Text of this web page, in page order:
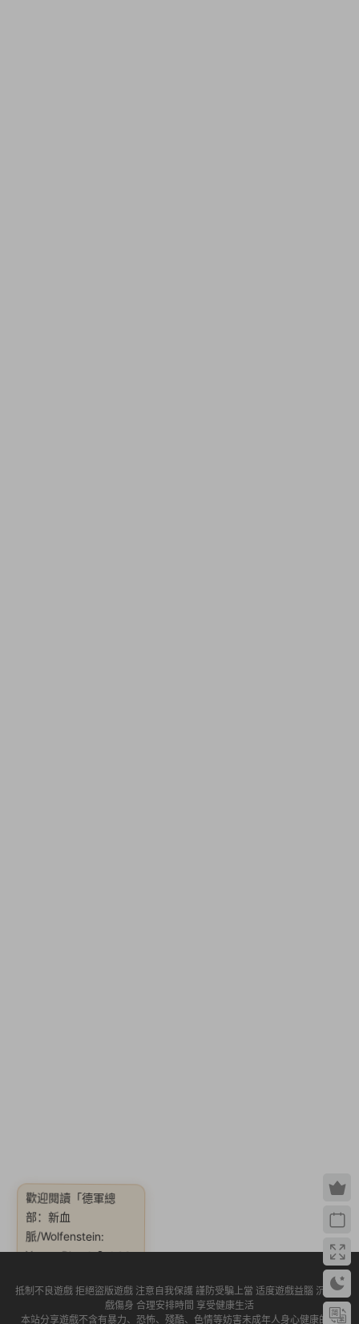
抵制不良遊戲 拒絕盜版遊戲 注意自我保護 謹防受騙上當 适度遊戲益腦 沉迷遊
戲傷身 合理安排時間 享受健康生活
本站分享遊戲不含有暴力、恐怖、殘酷、色情等妨害未成年人身心健康的内
歡迎閱讀 「德軍總
部：新血
脈/Wolfenstein:
Young Blood【v1.03
版|容量40GB|官方簡
體中文|贈官方原聲16
首BGM|贈多項修改
器|贈滿銀币.技能點初